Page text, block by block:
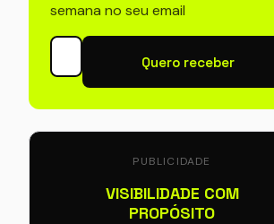
semana no seu email
Quero receber
PUBLICIDADE
VISIBILIDADE COM
PROPÓSITO